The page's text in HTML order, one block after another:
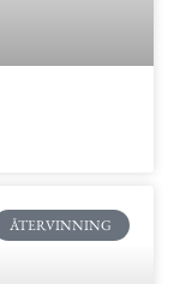
ÅTERVINNING